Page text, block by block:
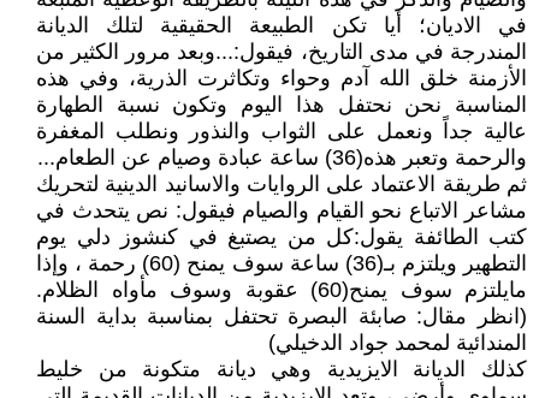
في الاديان؛ أيا تكن الطبيعة الحقيقية لتلك الديانة
المندرجة في مدى التاريخ، فيقول:...وبعد مرور الكثير من
الأزمنة خلق الله آدم وحواء وتكاثرت الذرية، وفي هذه
المناسبة نحن نحتفل هذا اليوم وتكون نسبة الطهارة
عالية جداً ونعمل على الثواب والنذور ونطلب المغفرة
والرحمة وتعبر هذه(36) ساعة عبادة وصيام عن الطعام...
ثم طريقة الاعتماد على الروايات والاسانيد الدينية لتحريك
مشاعر الاتباع نحو القيام والصيام فيقول: نص يتحدث في
كتب الطائفة يقول:كل من يصتبغ في كنشوز دلي يوم
التطهير ويلتزم بـ(36) ساعة سوف يمنح (60) رحمة ، وإذا
مايلتزم سوف يمنح(60) عقوبة وسوف مأواه الظلام.
(انظر مقال: صابئة البصرة تحتفل بمناسبة بداية السنة
المندائية لمحمد جواد الدخيلي)
كذلك الديانة الايزيدية وهي ديانة متكونة من خليط